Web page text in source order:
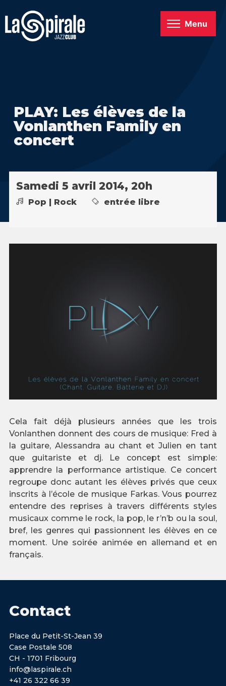
Menu
PLAY: Les élèves de la
Vonlanthen Family en
concert
Samedi 5 avril 2014, 20h
Pop | Rock entrée libre
Cela fait déjà plusieurs années que les trois
Vonlanthen donnent des cours de musique: Fred à
la guitare, Alessandra au chant et Julien en tant
que guitariste et dj. Le concept est simple:
apprendre la performance artistique. Ce concert
regroupe donc autant les élèves privés que ceux
inscrits à l’école de musique Farkas. Vous pourrez
entendre des reprises à travers différents styles
musicaux comme le rock, la pop, le r’n’b ou la soul,
bref, les genres qui passionnent les élèves en ce
moment. Une soirée animée en allemand et en
français.
Contact
Place du Petit-St-Jean 39
Case Postale 508
CH - 1701 Fribourg
info@laspirale.ch
+41 26 322 66 39